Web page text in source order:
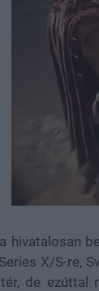
hivatalosan
X/S-re,
de ezúttal